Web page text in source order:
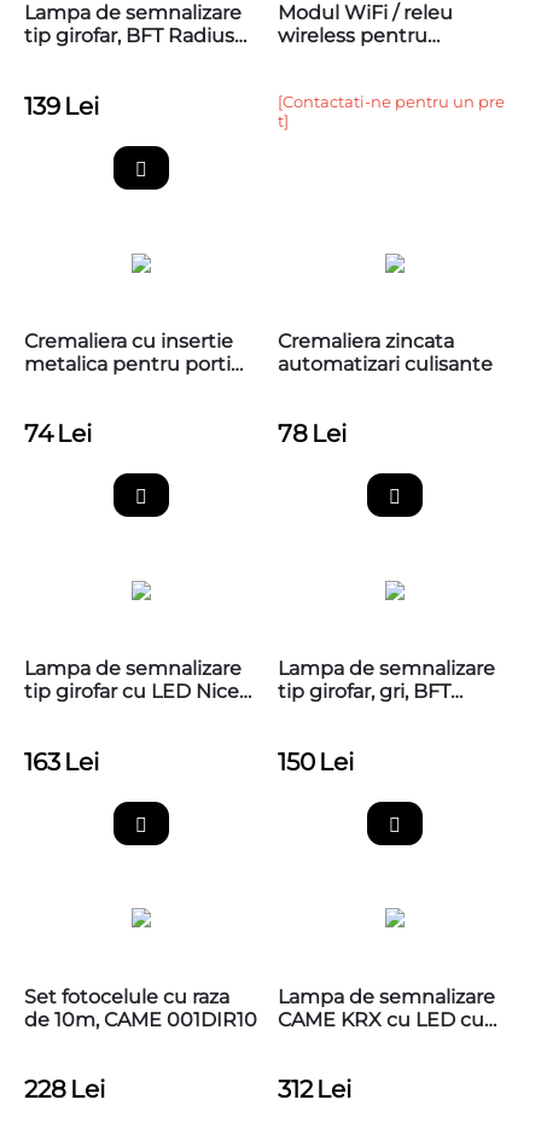
Lampa de semnalizare
tip girofar, BFT Radius
139 Lei
Modul WiFi / releu
wireless pentru
[Contactati-ne pentru un pre
t]
Cremaliera cu insertie
metalica pentru porti
74 Lei
Cremaliera zincata
automatizari culisante
78 Lei
Lampa de semnalizare
tip girofar cu LED Nice
163 Lei
Lampa de semnalizare
tip girofar, gri, BFT
150 Lei
Set fotocelule cu raza
de 10m, CAME 001DIR10
228 Lei
Lampa de semnalizare
CAME KRX cu LED cu
312 Lei